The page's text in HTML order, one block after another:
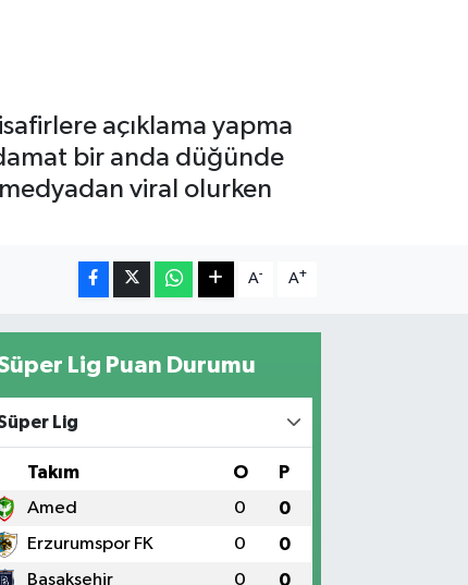
açıklama yapma
bir anda düğünde
viral olurken
A- A+
Lig Puan Durumu
Lig
Takım O P
Amed 0 0
Erzurumspor FK 0 0
Başakşehir 0 0